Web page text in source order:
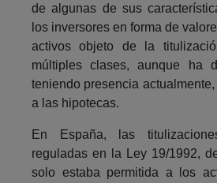
de algunas de sus
los inversores en forma de
activos objeto de la
múltiples clases, aunque ha
teniendo presencia
a las hipotecas.
En España, las
reguladas en la Ley 19/1992,
solo estaba permitida a los